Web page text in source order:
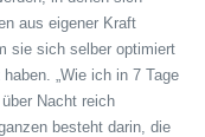
aus eigener Kraft
sie sich selber optimiert
„Wie ich in 7 Tage
Nacht reich
besteht darin, die